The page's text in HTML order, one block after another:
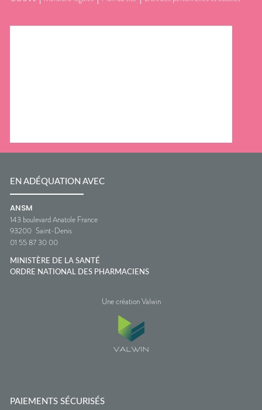
EN ADÉQUATION AVEC
ANSM
143 boulevard Anatole France
93200 Saint-Denis
01 55 87 30 00
MINISTÈRE DE LA SANTÉ
ORDRE NATIONAL DES PHARMACIENS
Une création Valwin
PAIEMENTS SÉCURISÉS